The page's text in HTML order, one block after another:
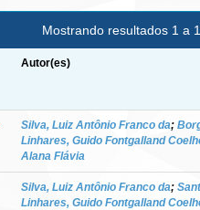
Mostrando resultados 1 a
Autor(es)
Silva, Luiz Antônio Franco da;
Linhares, Guido Fontgalland
Alana Flávia
Silva, Luiz Antônio Franco da;
Linhares, Guido Fontgalland